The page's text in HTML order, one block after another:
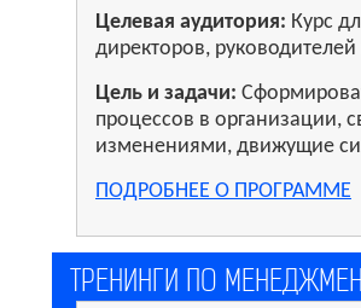
Целевая аудитория: Курс
директоров,
Цель и задачи:
процессов в организации,
изменениями, движущие
ПОДРОБНЕЕ О ПРОГРАММЕ
ТРЕНИНГИ ПО